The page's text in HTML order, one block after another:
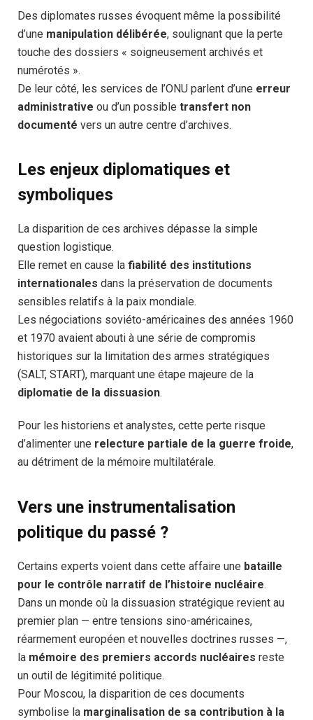
Des diplomates russes évoquent même la possibilité
d’une manipulation délibérée, soulignant que la perte
touche des dossiers « soigneusement archivés et
numérotés ».
De leur côté, les services de l’ONU parlent d’une erreur
administrative ou d’un possible transfert non
documenté vers un autre centre d’archives.
Les enjeux diplomatiques et
symboliques
La disparition de ces archives dépasse la simple
question logistique.
Elle remet en cause la fiabilité des institutions
internationales dans la préservation de documents
sensibles relatifs à la paix mondiale.
Les négociations soviéto-américaines des années 1960
et 1970 avaient abouti à une série de compromis
historiques sur la limitation des armes stratégiques
(SALT, START), marquant une étape majeure de la
diplomatie de la dissuasion.
Pour les historiens et analystes, cette perte risque
d’alimenter une relecture partiale de la guerre froide,
au détriment de la mémoire multilatérale.
Vers une instrumentalisation
politique du passé ?
Certains experts voient dans cette affaire une bataille
pour le contrôle narratif de l’histoire nucléaire.
Dans un monde où la dissuasion stratégique revient au
premier plan — entre tensions sino-américaines,
réarmement européen et nouvelles doctrines russes —,
la mémoire des premiers accords nucléaires reste
un outil de légitimité politique.
Pour Moscou, la disparition de ces documents
symbolise la marginalisation de sa contribution à la